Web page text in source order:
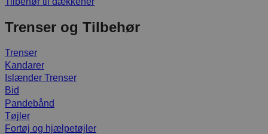
Trenser og Tilbehør
Trenser
Kandarer
Islænder Trenser
Bid
Pandebånd
Tøjler
Fortøj og hjælpetøjler